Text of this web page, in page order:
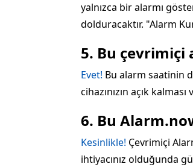
yalnızca bir alarmı
dolduracaktır. "Alarm
5. Bu
Evet! Bu alarm saatinin
cihazınızın açık
6. Bu
Kesinlikle! Çevrimiçi
ihtiyacınız olduğunda